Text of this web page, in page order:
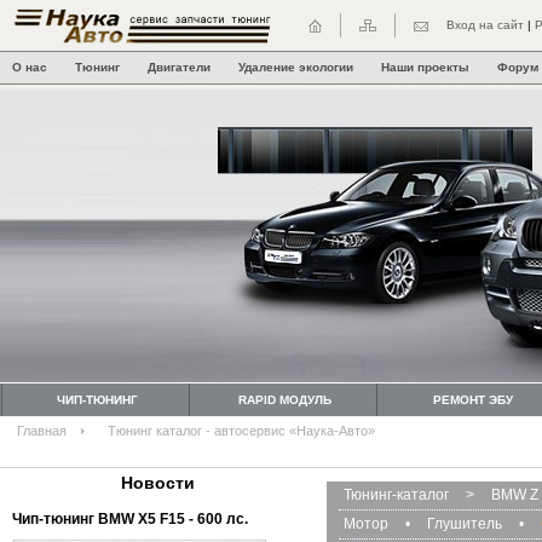
Вход на сайт |
О нас Тюнинг Двигатели Удаление экологии Наши проекты Форум
ЧИП-ТЮНИНГ RAPID МОДУЛЬ РЕМОНТ ЭБУ
Главная Тюнинг каталог - автосервис «Наука-Авто»
Новости
Чип-тюнинг BMW Х5 F15 - 600 лс.
Тюнинг-каталог >
BMW
Мотор
• Глушитель •